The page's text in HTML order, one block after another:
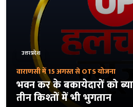
उत्तरप्रदेश
अंकित हत्याकांड
मुआवजे और सरकारी नौकरी
परिजन, 38 घंटे बाद हुआ